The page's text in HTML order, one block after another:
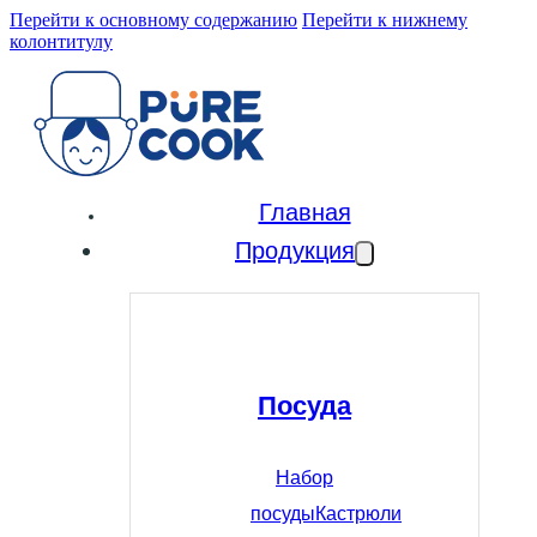
Перейти к основному содержанию Перейти к нижнему
колонтитулу
Главная
Продукция
Посуда
Набор
посудыКастрюли